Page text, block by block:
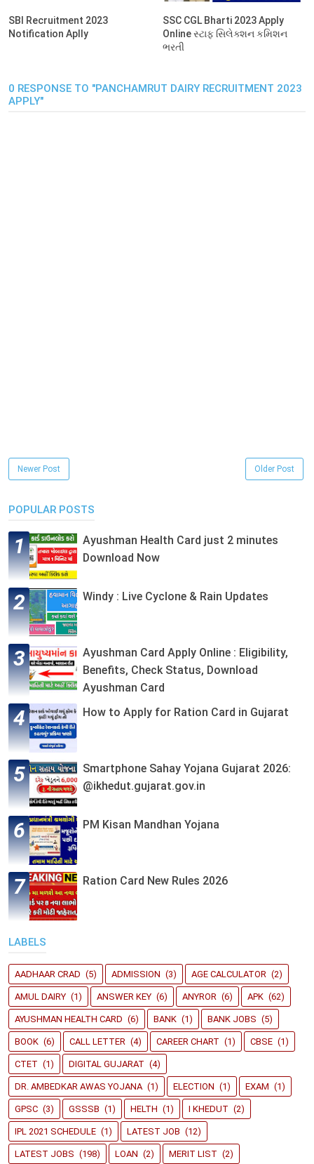
SBI Recruitment 2023
Notification Aplly
SSC CGL Bharti 2023 Apply
Online સ્ટાફ સિલેક્શન કમિશન
ભરતી
0 RESPONSE TO "PANCHAMRUT DAIRY RECRUITMENT 2023
APPLY"
Newer Post Older Post
POPULAR POSTS
Ayushman Health Card just 2 minutes
Download Now
Windy : Live Cyclone & Rain Updates
Ayushman Card Apply Online : Eligibility,
Benefits, Check Status, Download
Ayushman Card
How to Apply for Ration Card in Gujarat
Smartphone Sahay Yojana Gujarat 2026:
@ikhedut.gujarat.gov.in
PM Kisan Mandhan Yojana
Ration Card New Rules 2026
LABELS
AADHAAR CRAD (5) ADMISSION (3) AGE CALCULATOR (2)
AMUL DAIRY (1) ANSWER KEY (6) ANYROR (6) APK (62)
AYUSHMAN HEALTH CARD (6) BANK (1) BANK JOBS (5)
BOOK (6) CALL LETTER (4) CAREER CHART (1) CBSE (1)
CTET (1) DIGITAL GUJARAT (4)
DR. AMBEDKAR AWAS YOJANA (1) ELECTION (1) EXAM (1)
GPSC (3) GSSSB (1) HELTH (1) I KHEDUT (2)
IPL 2021 SCHEDULE (1) LATEST JOB (12)
LATEST JOBS (198) LOAN (2) MERIT LIST (2)